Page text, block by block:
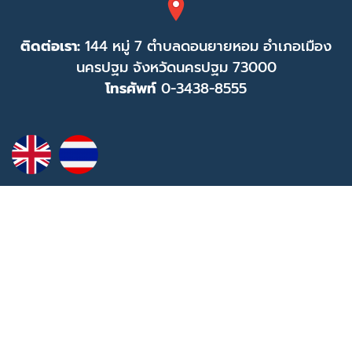
ติดต่อเรา: 144 หมู่ 7 ตำบลดอนยายหอม อำเภอเมือง
นครปฐม จังหวัดนครปฐม 73000
โทรศัพท์ 0-3438-8555